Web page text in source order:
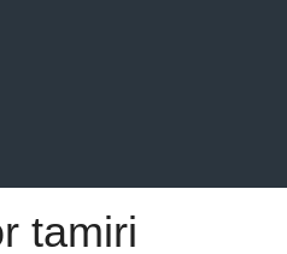
tamiri